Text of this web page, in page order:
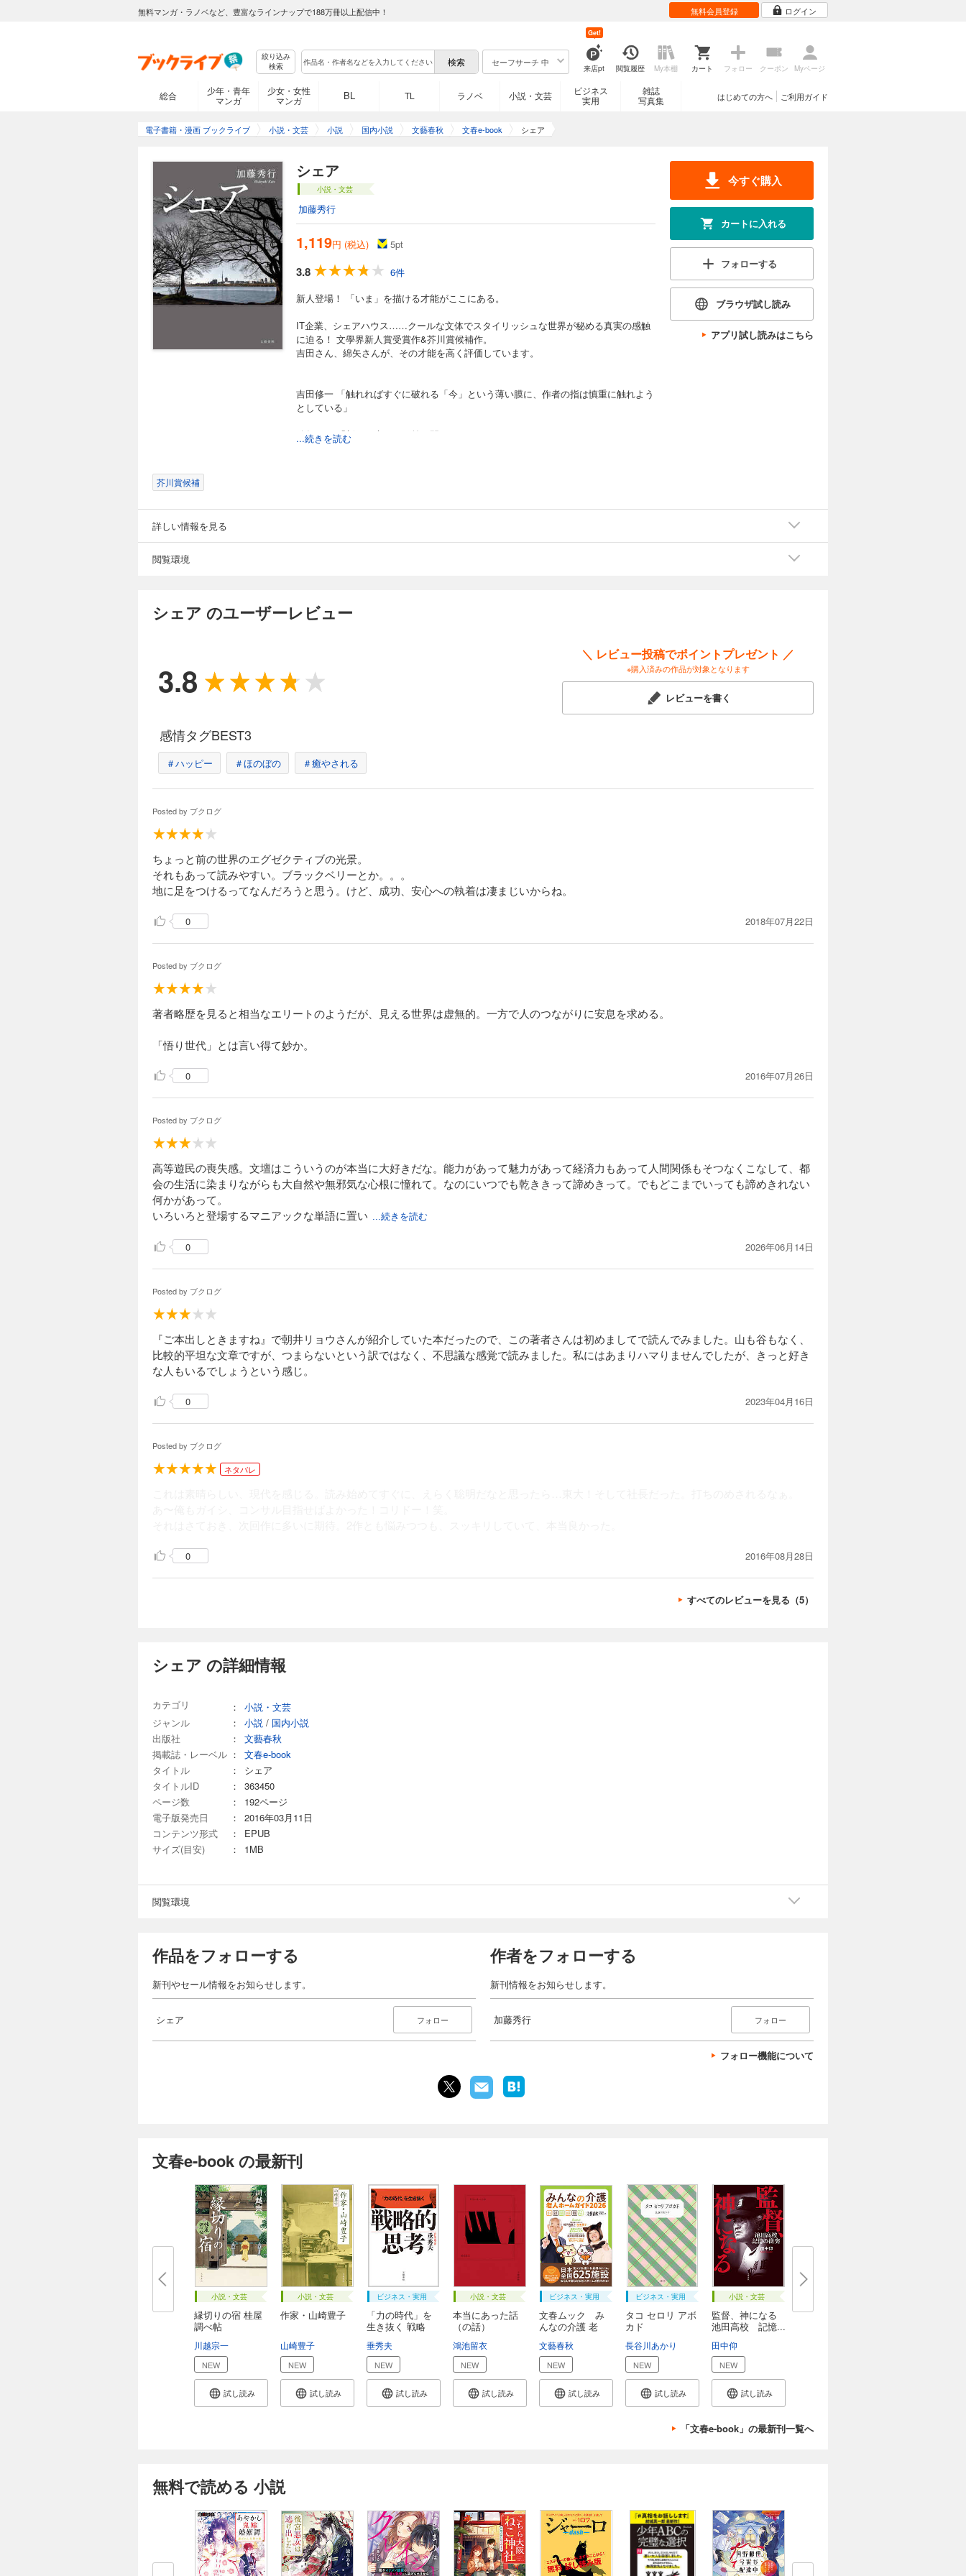
無料マンガ・ラノベなど、豊富なラインナップで188万冊以上配信中！ 無料会員登録 ログイン
絞り込み
検索
セーフサーチ 中
来店pt
Get!
閲覧履歴 My本棚 カート フォロー クーポン Myページ
総合
少年・青年
マンガ
少女・女性
マンガ
BL TL ラノベ 小説・文芸
ビジネス
実用
雑誌
写真集
ご利用ガイド
はじめての方へ
電子書籍・漫画 ブックライブ 小説・文芸 小説 国内小説 文藝春秋 文春e-book シェア
シェア
小説・文芸
加藤秀行
1,119円 (税込) 5pt
3.8
6件
新人登場！ 「いま」を描ける才能がここにある。
IT企業、シェアハウス……クールな文体でスタイリッシュな世界が秘める真実の感触
に迫る！ 文學界新人賞受賞作&芥川賞候補作。
吉田さん、綿矢さんが、その才能を高く評価しています。
吉田修一 「触れればすぐに破れる「今」という薄い膜に、作者の指は慎重に触れよう
としている」
綿矢りさ 「新しい扉を目の前で開けてくれる」
...続きを読む
今すぐ購入
カートに入れる
フォローする
ブラウザ試し読み
アプリ試し読みはこちら
芥川賞候補
詳しい情報を見る
閲覧環境
シェア のユーザーレビュー
3.8
＼ レビュー投稿でポイントプレゼント ／
※購入済みの作品が対象となります
レビューを書く
感情タグBEST3
＃ハッピー ＃ほのぼの ＃癒やされる
Posted by ブクログ
ちょっと前の世界のエグゼクティブの光景。
それもあって読みやすい。ブラックベリーとか。。。
地に足をつけるってなんだろうと思う。けど、成功、安心への執着は凄まじいからね。
0 2018年07月22日
Posted by ブクログ
著者略歴を見ると相当なエリートのようだが、見える世界は虚無的。一方で人のつながりに安息を求める。
「悟り世代」とは言い得て妙か。
0 2016年07月26日
Posted by ブクログ
高等遊民の喪失感。文壇はこういうのが本当に大好きだな。能力があって魅力があって経済力もあって人間関係もそつなくこなして、都
会の生活に染まりながらも大自然や無邪気な心根に憧れて。なのにいつでも乾ききって諦めきって。でもどこまでいっても諦めきれない
何かがあって。
いろいろと登場するマニアックな単語に置い ...続きを読む
0 2026年06月14日
Posted by ブクログ
『ご本出しときますね』で朝井リョウさんが紹介していた本だったので、この著者さんは初めましてで読んでみました。山も谷もなく、
比較的平坦な文章ですが、つまらないという訳ではなく、不思議な感覚で読みました。私にはあまりハマりませんでしたが、きっと好き
な人もいるでしょうという感じ。
0 2023年04月16日
Posted by ブクログ
ネタバレ
0 2016年08月28日
すべてのレビューを見る（5）
シェア の詳細情報
カテゴリ ：
小説・文芸
ジャンル
： 小説 / 国内小説
出版社
：
文藝春秋
掲載誌・レーベル ：
文春e-book
タイトル
：
シェア
タイトルID
：
363450
ページ数
：
192ページ
電子版発売日
：
2016年03月11日
コンテンツ形式
：
EPUB
サイズ(目安)
： 1MB
閲覧環境
作品をフォローする
新刊やセール情報をお知らせします。
シェア フォロー
作者をフォローする
新刊情報をお知らせします。
加藤秀行 フォロー
フォロー機能について
文春e-book の最新刊
小説・文芸
縁切りの宿 桂屋
調べ帖
川越宗一
NEW
試し読み
小説・文芸
作家・山崎豊子
山崎豊子
NEW
試し読み
ビジネス・実用
「力の時代」を
生き抜く 戦略
垂秀夫
NEW
試し読み
小説・文芸
本当にあった話
（の話）
鴻池留衣
NEW
試し読み
ビジネス・実用
文春ムック み
んなの介護 老
文藝春秋
NEW
試し読み
ビジネス・実用
タコ セロリ アボ
カド
長谷川あかり
NEW
試し読み
小説・文芸
監督、神になる
池田高校 記憶...
田中仰
NEW
試し読み
「文春e-book」の最新刊一覧へ
無料で読める 小説